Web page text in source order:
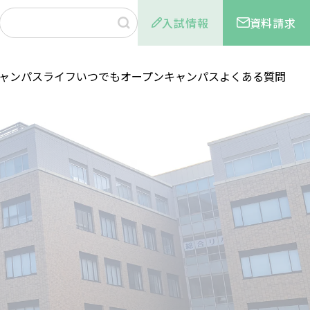
入試情報 資料請求
ンパスライフいつでもオープンキャンパスよくある質問